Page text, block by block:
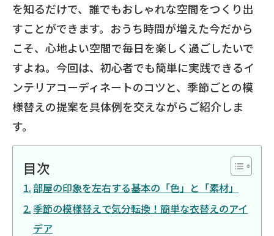
を知るだけで、誰でもおしゃれな空間をつくり出
すことができます。おうち時間が増えた今だから
こそ、心地よい空間で毎日を楽しく過ごしたいで
すよね。今回は、初心者でも簡単に実践できるイ
ンテリアコーディネートのコツと、季節ごとの模
様替えの提案を具体例を交えながらご紹介しま
す。
目次
部屋の印象を左右する基本の「色」と「素材」
季節の模様替えで気分転換！簡単な衣替えのアイ
デア